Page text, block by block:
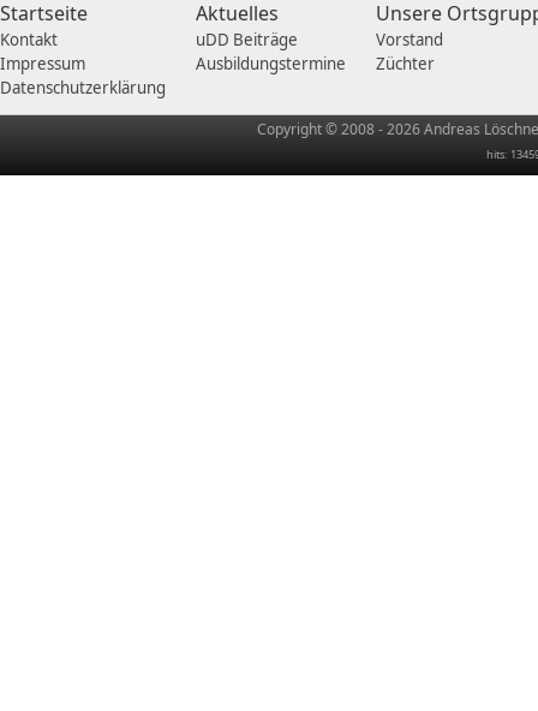
Startseite
Kontakt
Impressum
Datenschutzerklärung
Aktuelles
uDD Beiträge
Ausbildungstermine
Unsere
Vorstand
Züchter
Copyright © 2008 - 2026 Andreas
hits: